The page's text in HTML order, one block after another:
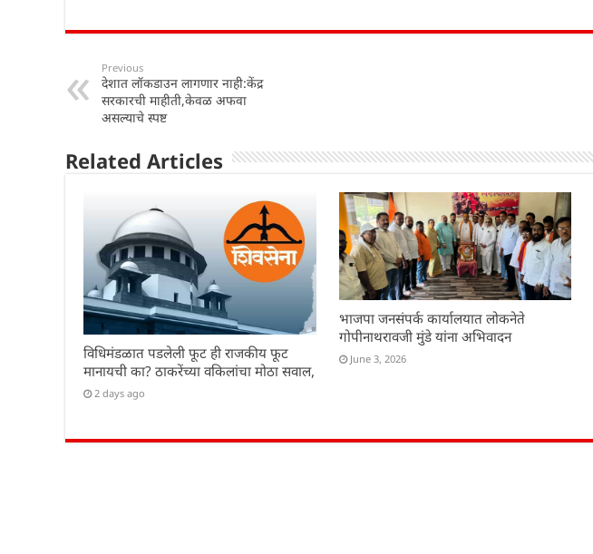
at
s
A
p
p
c
b
o
o
k
k
e
dI
ar
Previous
देशात लॉकडाउन लागणार नाही:केंद्र
सरकारची माहीती,केवळ अफवा
असल्याचे स्पष्ट
Related Articles
विधिमंडळात पडलेली फूट ही राजकीय फूट
मानायची का? ठाकरेंच्या वकिलांचा मोठा सवाल,
2 days ago
भाजपा जनसंपर्क कार्यालयात लोकनेते
गोपीनाथरावजी मुंडे यांना अभिवादन
June 3, 2026